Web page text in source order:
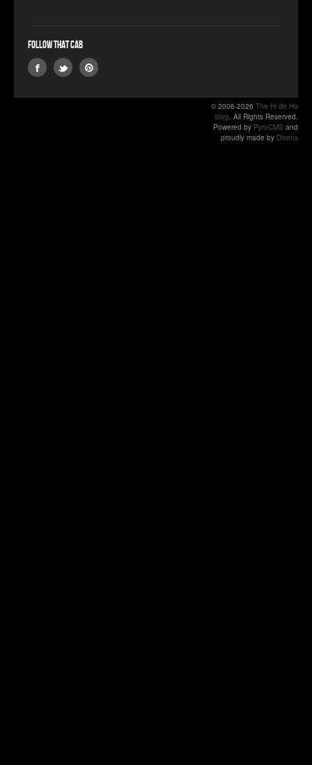
Follow that Cab
© 2006-2026 The Hi de Ho
blog . All Rights Reserved.
Powered by PyroCMS and
proudly made by Dixens